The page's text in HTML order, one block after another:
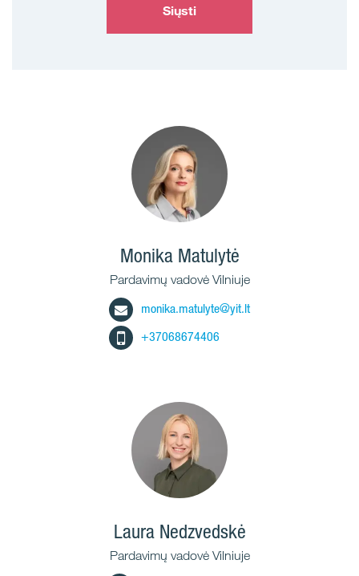
Siųsti
Monika Matulytė
Pardavimų vadovė Vilniuje
monika.matulyte@yit.lt
+37068674406
Laura Nedzvedskė
Pardavimų vadovė Vilniuje